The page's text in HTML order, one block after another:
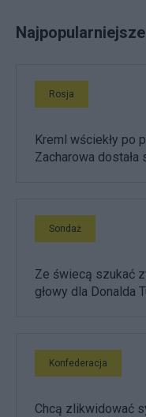
Najpopularniejsze
Rosja
Kreml wściekły po
Zacharowa dostała
Sondaż
Ze świecą szukać
głowy dla Donalda
Konfederacja
Chcą zlikwidować